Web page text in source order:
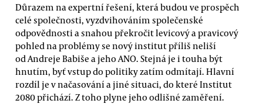
Důrazem na expertní řešení, která budou ve prospěch
celé společnosti, vyzdvihováním společenské
odpovědnosti a snahou překročit levicový a pravicový
pohled na problémy se nový institut příliš neliší
od Andreje Babiše a jeho ANO. Stejná je i touha být
hnutím, byť vstup do politiky zatím odmítají. Hlavní
rozdíl je v načasování a jiné situaci, do které Institut
2080 přichází. Z toho plyne jeho odlišné zaměření.